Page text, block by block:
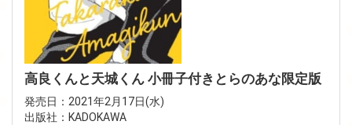
高良くんと天城くん 小冊子付きとらのあな限定版
発売日：2021年2月17日(水)
出版社：KADOKAWA